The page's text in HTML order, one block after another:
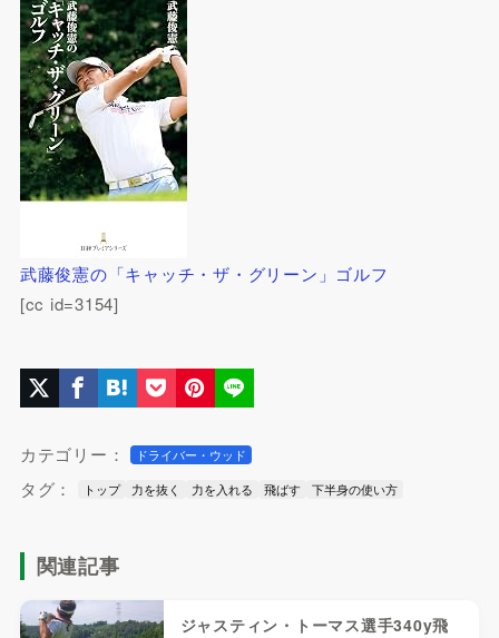
武藤俊憲の「キャッチ・ザ・グリーン」ゴルフ
[cc id=3154]
カテゴリー： ドライバー・ウッド
タグ： トップ 力を抜く 力を入れる 飛ばす 下半身の使い方
関連記事
ジャスティン・トーマス選手340y飛